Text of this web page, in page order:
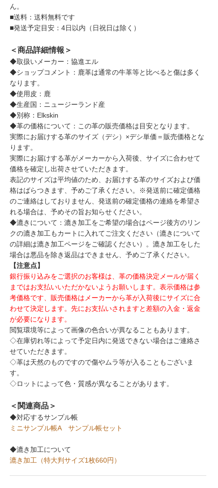
ん。
■送料：送料無料です
■発送予定目安：4日以内（日祝日は除く）
＜商品詳細情報＞
◆取扱いメーカー：協進エル
◆ショップコメント：鹿革は通常の牛革等と比べると傷は多く
なります。
◆使用皮：鹿
◆生産国：ニュージーランド産
◆別称：Elkskin
◆革の価格について：この革の販売価格は目安となります。
実際にお届けする革のサイズ（デシ）×デシ単価＝販売価格とな
ります。
実際にお届けする革がメーカーから入荷後、サイズに合わせて
価格を確定し出荷させていただきます。
表記のサイズは平均値のため、お届けする革のサイズおよび価
格はばらつきます、予めご了承ください。※発送前に確定価格
のご連絡はしておりません、発送前の確定価格の連絡を希望さ
れる場合は、予めその旨お知らせください。
◆漉きについて：漉き加工をご希望の場合はページ後方のリン
クの漉き加工もカートに入れてご注文ください（漉きについて
の詳細は漉き加工ページをご確認ください）。漉き加工をした
場合は悪品を除き返品はできません、予めご了承ください。
【注意点】
銀行振り込みをご選択のお客様は、革の価格決定メールが届く
まではお支払いいただかないようお願いします。表示価格は参
考価格です、販売価格はメーカーから革が入荷後にサイズに合
わせて決定します。先にお支払いされますと差額の入金・返金
が必要になります。
閲覧環境等によって画像の色合いが異なることもあります。
◇在庫切れ等によって予定日内に発送できない場合はご連絡さ
せていただきます。
◇革は天然のものですので傷やムラ等が入ることもございま
す。
◇ロットによって色・質感が異なることがあります。
＜関連商品＞
◆対応するサンプル帳
ミニサンプル帳A
サンプル帳セット
◆漉き加工について
漉き加工（特大判サイズ1枚660円）